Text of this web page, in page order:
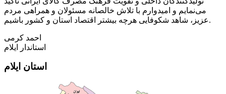
می‌نمایم و امیدوارم با تلاش خالصانه مسئولان و همراهی مردم
عزیز، شاهد شکوفایی هرچه بیشتر اقتصاد استان و کشور باشیم.
احمد کرمی
استاندار ایلام
استان ایلام